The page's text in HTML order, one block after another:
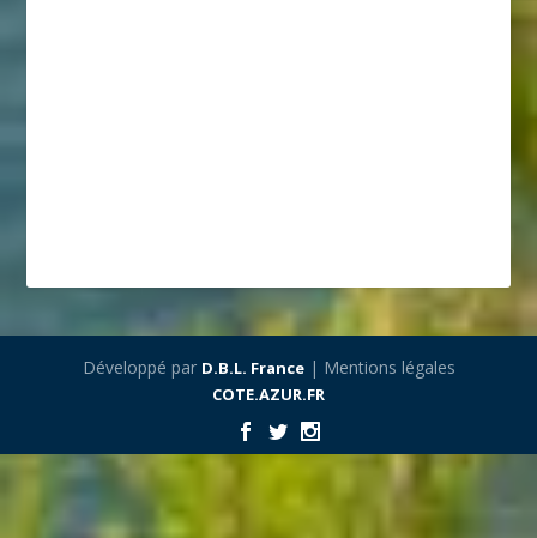
Développé par D.B.L. France| Mentions légales
COTE.AZUR.FR